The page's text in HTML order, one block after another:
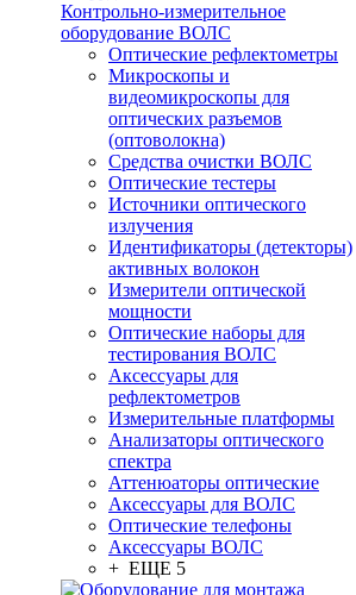
Контрольно-измерительное
оборудование ВОЛС
Оптические рефлектометры
Микроскопы и
видеомикроскопы для
оптических разъемов
(оптоволокна)
Средства очистки ВОЛС
Оптические тестеры
Источники оптического
излучения
Идентификаторы (детекторы)
активных волокон
Измерители оптической
мощности
Оптические наборы для
тестирования ВОЛС
Аксессуары для
рефлектометров
Измерительные платформы
Анализаторы оптического
спектра
Аттенюаторы оптические
Аксессуары для ВОЛС
Оптические телефоны
Аксессуары ВОЛС
+ ЕЩЕ 5